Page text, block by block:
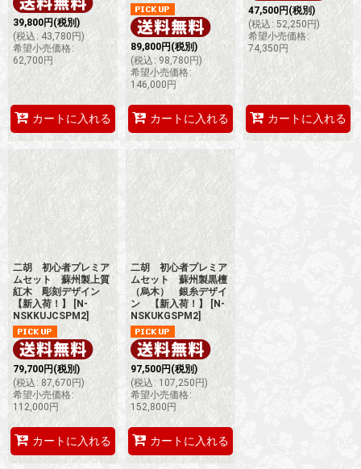
39,800円 (税別)
(税込: 43,780 円)
希望小売価格:
62,700 円
カートに入れる
89,800円 (税別)
(税込 : 98,780 円)
希望小売価格:
146,000円
カートに入れる
47,500円 (税別)
(税込: 52,250 円)
希望小売価格:
74,350 円
カートに入れる
二胡 初心者プレミア
ムセット 蘇州製上質
紅木 彫刻デザイン
【新入荷！】
[N-
NSKKUJCSPM2]
79,700円 (税別)
(税込 : 87,670円)
希望小売価格:
112,000円
カートに入れる
二胡 初心者プレミア
ムセット 蘇州製黒檀
（烏木） 銀糸デザイ
ン 【新入荷！】
[N-
NSKUKGSPM2]
97,500円 (税別)
(税込 : 107,250 円)
希望小売価格:
152,800 円
カートに入れる